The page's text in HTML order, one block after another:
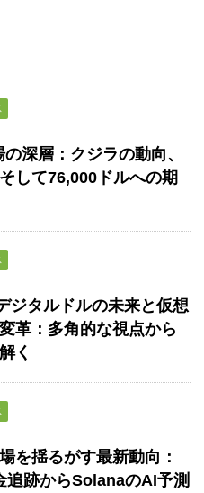
深層：クジラの動向、
して76,000ドルへの期
ジタルドルの未来と仮想
革：多角的な視点から
く
を揺るがす最新動向：
追跡からSolanaのAI予測